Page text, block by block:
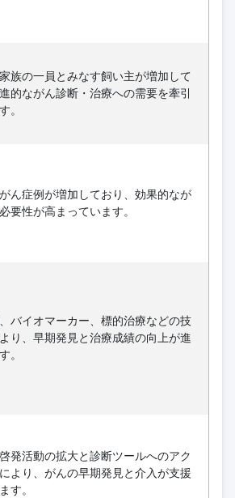
族の一員とみなす飼い主が増加して
的ながん診断・治療への需要を牽引
。
ん症例が増加しており、効果的なが
要性が高まっています。
バイオマーカー、標的治療などの技
り、早期発見と治療成績の向上が進
。
発活動の拡大と診断ツールへのアク
より、がんの早期発見と介入が支援
す。